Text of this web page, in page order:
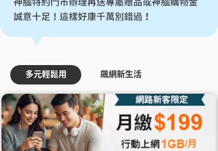
多元輕鬆用 飆網新生活